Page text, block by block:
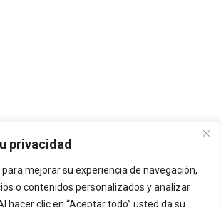
privacidad
mejorar su experiencia de navegación,
o contenidos personalizados y analizar
hacer clic en “Aceptar todo” usted da su